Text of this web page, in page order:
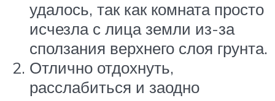
удалось, так как комната просто
исчезла с лица земли из-за
сползания верхнего слоя грунта.
Отлично отдохнуть,
расслабиться и заодно